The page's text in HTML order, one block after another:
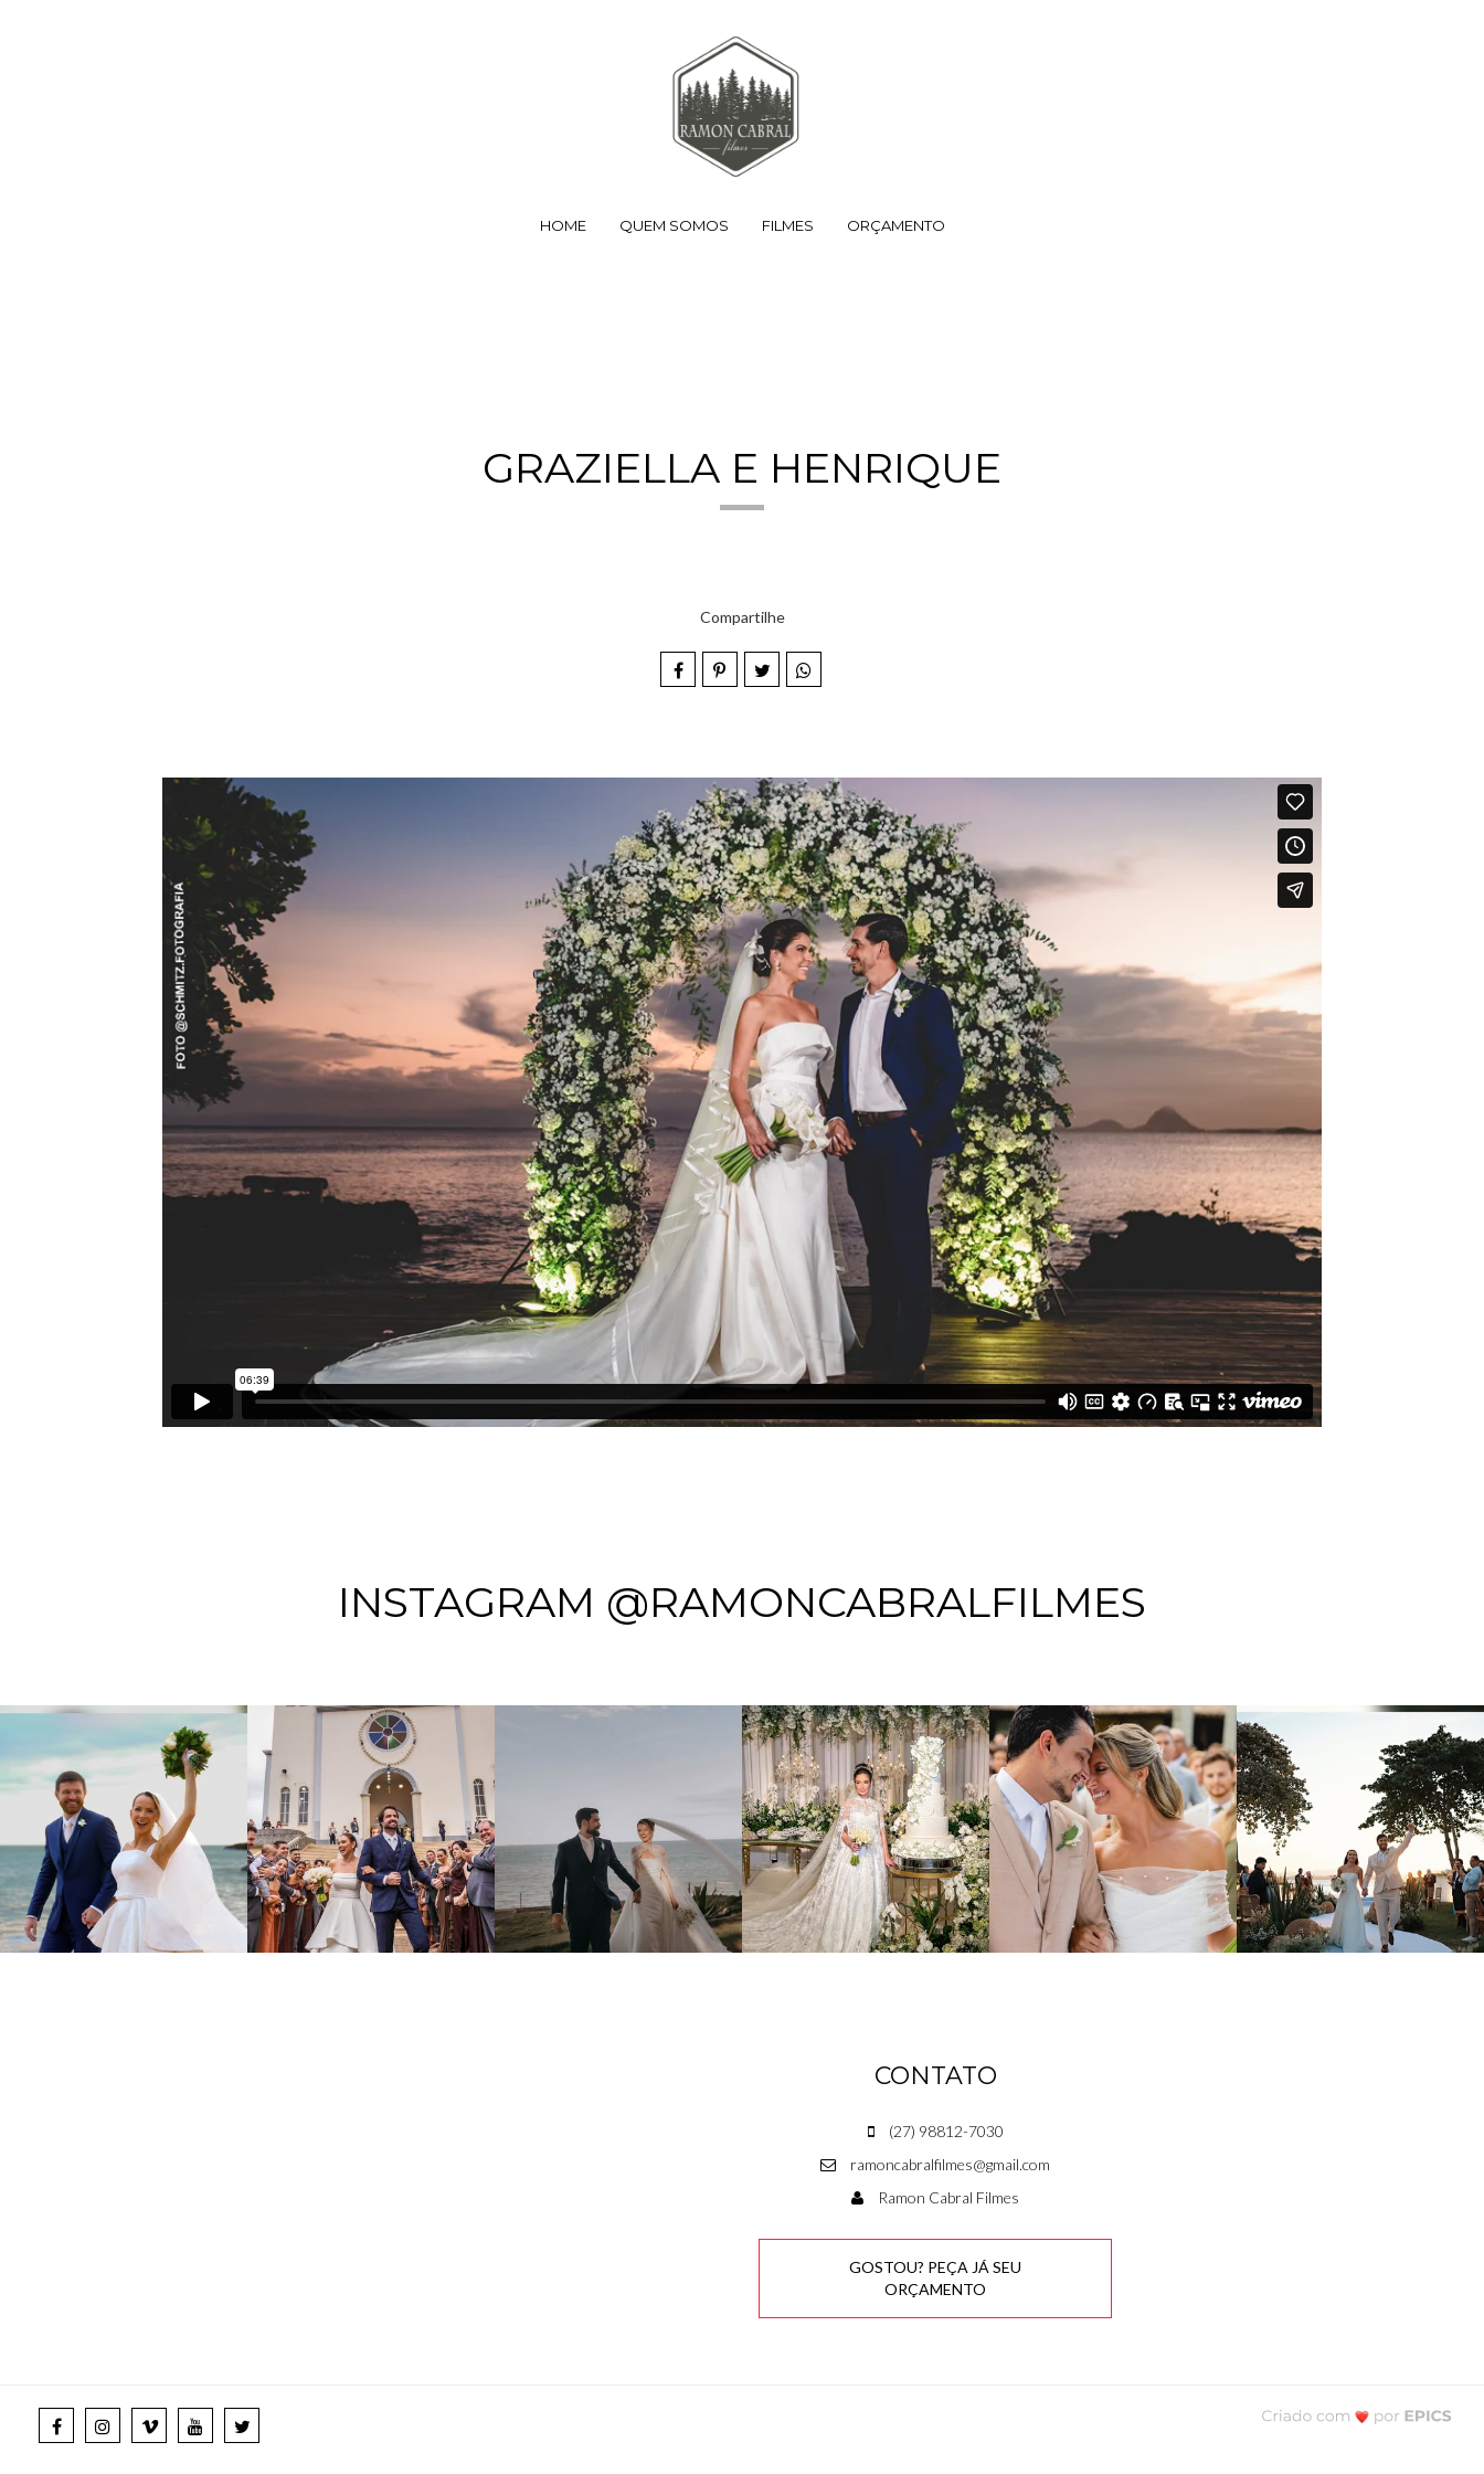
HOME QUEM SOMOS FILMES ORÇAMENTO
GRAZIELLA E HENRIQUE
Compartilhe
INSTAGRAM @RAMONCABRALFILMES
CONTATO
(27) 98812-7030
ramoncabralfilmes@gmail.com
Ramon Cabral Filmes
GOSTOU? PEÇA JÁ SEU
ORÇAMENTO